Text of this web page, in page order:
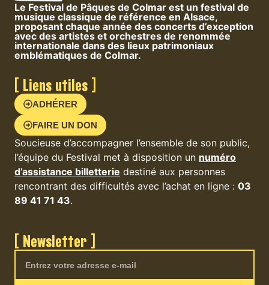
Le Festival de Pâques de Colmar est un festival de
musique classique de référence en Alsace,
proposant chaque année des concerts d’exception
avec des artistes et orchestres de renommée
internationale dans des lieux patrimoniaux
emblématiques de Colmar.
[ Liens utiles ]
ADHÉRER
FAIRE UN DON
Soucieuse d’accompagner l’ensemble de son public,
l’équipe du Festival met à disposition un numéro
d’assistance billetterie destiné aux personnes
rencontrant des difficultés avec l’achat en ligne : 03
89 41 71 43.
[ Newsletter ]